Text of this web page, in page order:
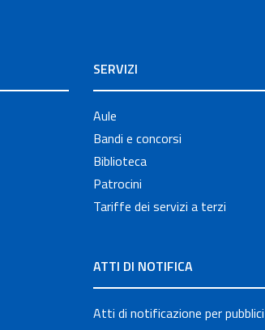
SERVIZI
Aule
Bandi e concorsi
Biblioteca
Patrocini
Tariffe dei servizi a terzi
ATTI DI NOTIFICA
Atti di notificazione per